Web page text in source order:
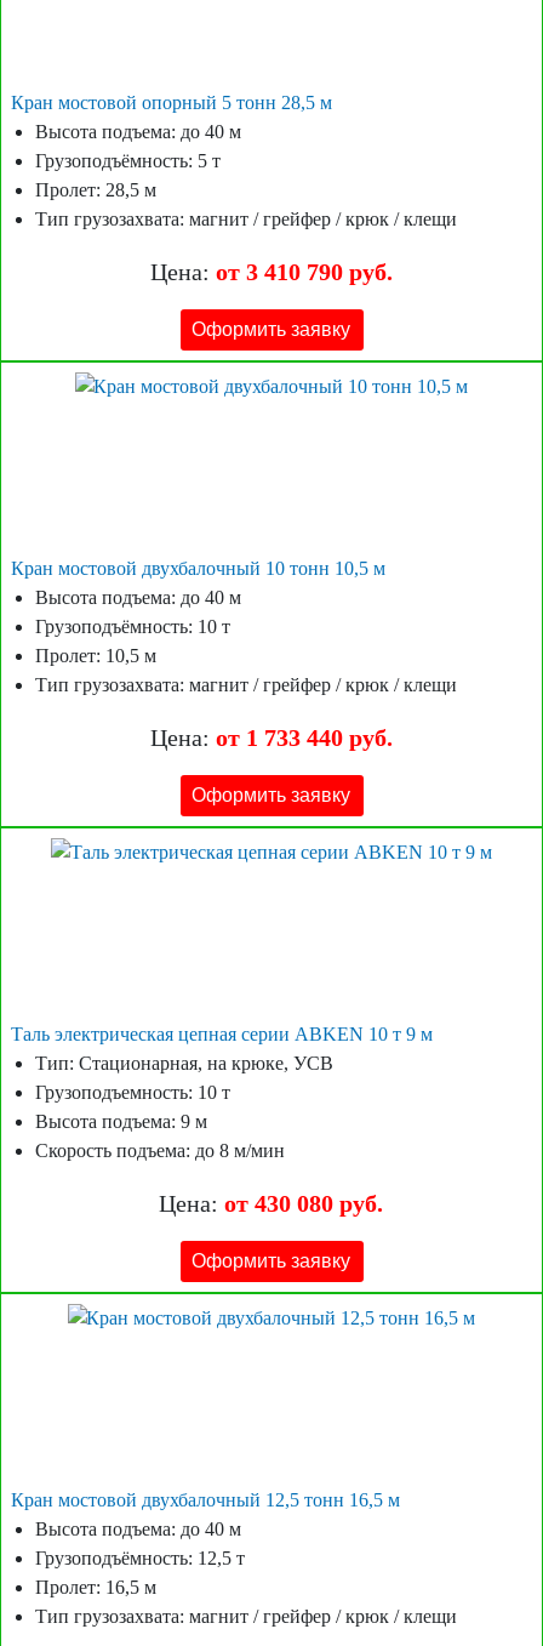
Кран мостовой опорный 5 тонн 28,5 м
Высота подъема: до 40 м
Грузоподъёмность: 5 т
Пролет: 28,5 м
Тип грузозахвата: магнит / грейфер / крюк / клещи
Цена: от 3 410 790 руб.
Оформить заявку
Кран мостовой двухбалочный 10 тонн 10,5 м
Высота подъема: до 40 м
Грузоподъёмность: 10 т
Пролет: 10,5 м
Тип грузозахвата: магнит / грейфер / крюк / клещи
Цена: от 1 733 440 руб.
Оформить заявку
Таль электрическая цепная серии ABKEN 10 т 9 м
Тип: Стационарная, на крюке, УСВ
Грузоподъемность: 10 т
Высота подъема: 9 м
Скорость подъема: до 8 м/мин
Цена:от 430 080 руб.
Оформить заявку
Кран мостовой двухбалочный 12,5 тонн 16,5 м
Высота подъема: до 40 м
Грузоподъёмность: 12,5 т
Пролет: 16,5 м
Тип грузозахвата: магнит / грейфер / крюк / клещи